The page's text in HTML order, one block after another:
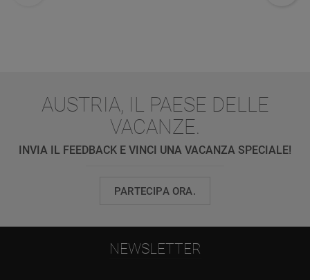
AUSTRIA, IL PAESE DELLE
VACANZE.
INVIA IL FEEDBACK E VINCI UNA VACANZA SPECIALE!
PARTECIPA ORA.
NEWSLETTER